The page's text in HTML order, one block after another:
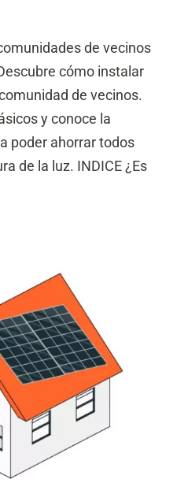
de vecinos
cómo instalar
de vecinos.
y conoce la
poder ahorrar todos
de la luz. INDICE ¿Es